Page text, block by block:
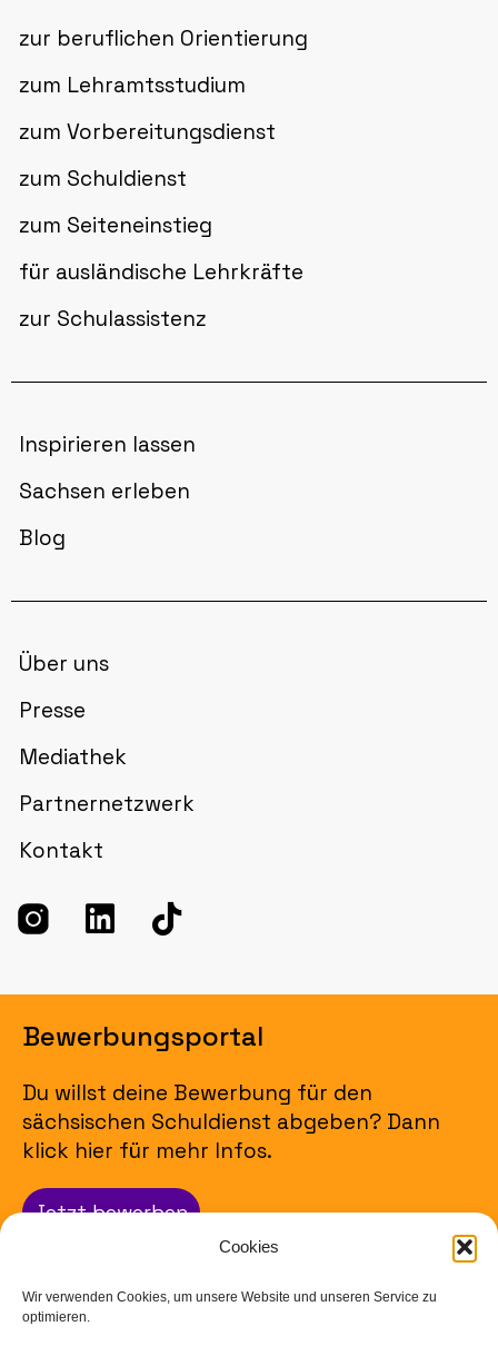
Cookies
Wir verwenden Cookies, um unsere Website und unseren Service zu
optimieren.
zur beruflichen Orientierung
zum Lehramtsstudium
zum Vorbereitungsdienst
zum Schuldienst
zum Seiteneinstieg
für ausländische Lehrkräfte
zur Schulassistenz
Inspirieren lassen
Sachsen erleben
Blog
Über uns
Presse
Mediathek
Partnernetzwerk
Kontakt
Bewerbungsportal
Du willst deine Bewerbung für den
sächsischen Schuldienst abgeben? Dann
klick hier für mehr Infos.
Jetzt bewerben
Impressum